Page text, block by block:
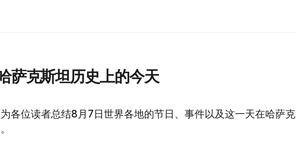
萨克斯坦历史上的今天
各位读者总结8月7日世界各地的节日、事件以及这一天在哈萨克